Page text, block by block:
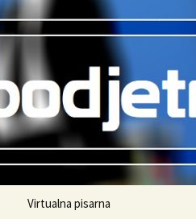
Virtualna pisarna